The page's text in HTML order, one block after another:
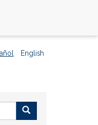
English